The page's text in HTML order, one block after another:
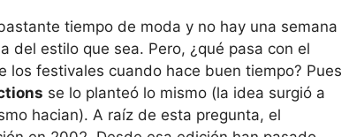
tiempo de moda y no hay una semana
del estilo que sea. Pero, ¿qué pasa con el
los festivales cuando hace buen tiempo? Pues
se lo planteó lo mismo (la idea surgió a
hacian). A raíz de esta pregunta, el